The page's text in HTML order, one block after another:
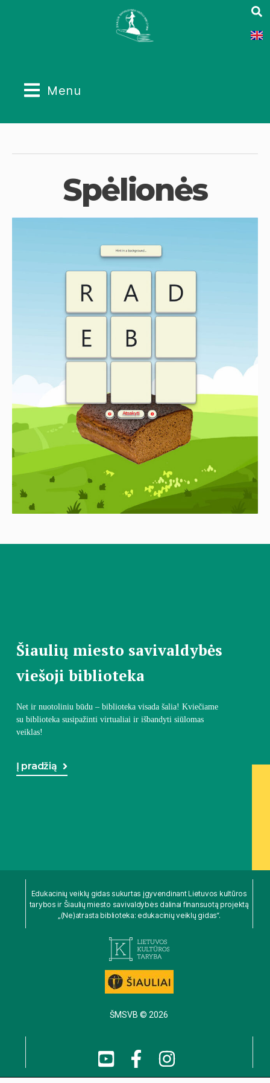
Menu
Spėlionės
Šiaulių miesto savivaldybės
viešoji biblioteka
Net ir nuotoliniu būdu – biblioteka visada šalia! Kviečiame
su biblioteka susipažinti virtualiai ir išbandyti siūlomas
veiklas!
Į pradžią
Edukacinių veiklų gidas sukurtas įgyvendinant Lietuvos kultūros
tarybos ir Šiaulių miesto savivaldybės dalinai finansuotą projektą
„(Ne)atrasta biblioteka: edukacinių veiklų gidas“.
ŠMSVB © 2026